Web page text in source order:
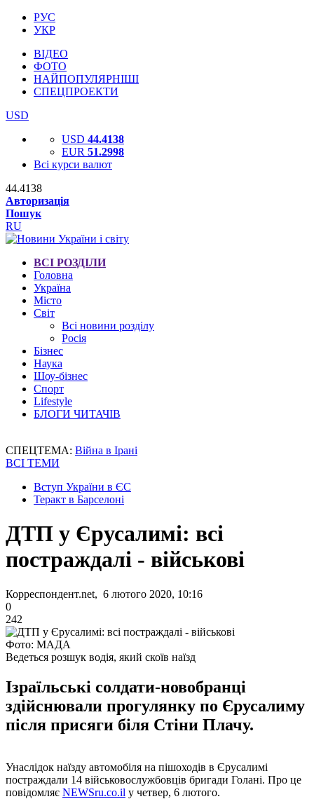
РУС
УКР
ВІДЕО
ФОТО
НАЙПОПУЛЯРНІШІ
СПЕЦПРОЕКТИ
USD
USD 44.4138
EUR 51.2998
Всі курси валют
44.4138
Авторизація
Пошук
RU
ВСІ РОЗДІЛИ
Головна
Україна
Місто
Світ
Всі новини розділу
Росія
Бізнес
Наука
Шоу-бізнес
Спорт
Lifestyle
БЛОГИ ЧИТАЧІВ
СПЕЦТЕМА: Війна в Ірані
ВСІ ТЕМИ
Вступ України в ЄС
Теракт в Барселоні
ДТП у Єрусалимі: всі
постраждалі - військові
Корреспондент.net, 6 лютого 2020, 10:16
0
242
Фото: МАДА
Ведеться розшук водія, який скоїв наїзд
Ізраїльські солдати-новобранці
здійснювали прогулянку по Єрусалиму
після присяги біля Стіни Плачу.
Унаслідок наїзду автомобіля на пішоходів в Єрусалимі
постраждали 14 військовослужбовців бригади Голані. Про це
повідомляє NEWSru.co.il у четвер, 6 лютого.